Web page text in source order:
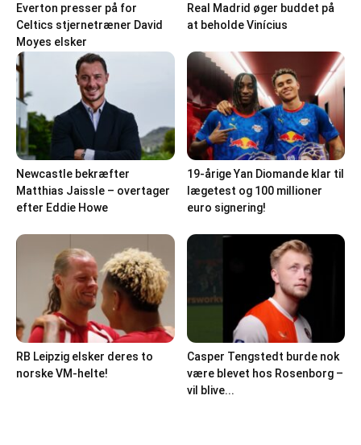
Everton presser på for
Celtics stjernetræner David
Moyes elsker
Real Madrid øger buddet på
at beholde Vinícius
Newcastle bekræfter
Matthias Jaissle – overtager
efter Eddie Howe
19-årige Yan Diomande klar til
lægetest og 100 millioner
euro signering!
RB Leipzig elsker deres to
norske VM-helte!
Casper Tengstedt burde nok
være blevet hos Rosenborg –
vil blive...